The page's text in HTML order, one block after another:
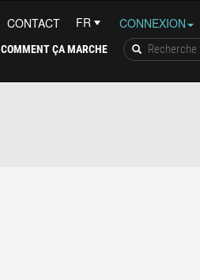
CONNEXION
CONTACT
COMMENT ÇA MARCHE